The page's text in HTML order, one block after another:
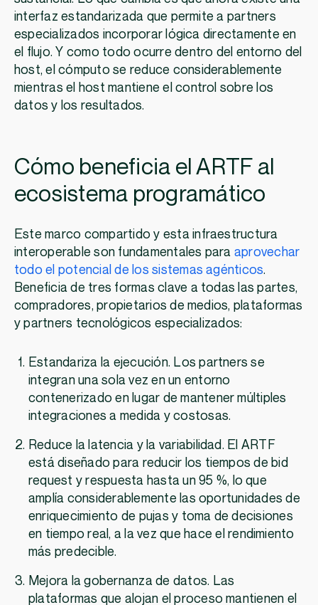
interfaz estandarizada que permite a partners
especializados incorporar lógica directamente en
el flujo. Y como todo ocurre dentro del entorno del
host, el cómputo se reduce considerablemente
mientras el host mantiene el control sobre los
datos y los resultados.
Cómo beneficia el ARTF al
ecosistema programático
Este marco compartido y esta infraestructura
interoperable son fundamentales para aprovechar
todo el potencial de los sistemas agénticos.
Beneficia de tres formas clave a todas las partes,
compradores, propietarios de medios, plataformas
y partners tecnológicos especializados:
Estandariza la ejecución. Los partners se
integran una sola vez en un entorno
contenerizado en lugar de mantener múltiples
integraciones a medida y costosas.
Reduce la latencia y la variabilidad. El ARTF
está diseñado para reducir los tiempos de bid
request y respuesta hasta un 95 %, lo que
amplía considerablemente las oportunidades de
enriquecimiento de pujas y toma de decisiones
en tiempo real, a la vez que hace el rendimiento
más predecible.
Mejora la gobernanza de datos. Las
plataformas que alojan el proceso mantienen el